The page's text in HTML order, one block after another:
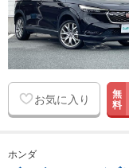
お気に入り 無
料
ホンダ